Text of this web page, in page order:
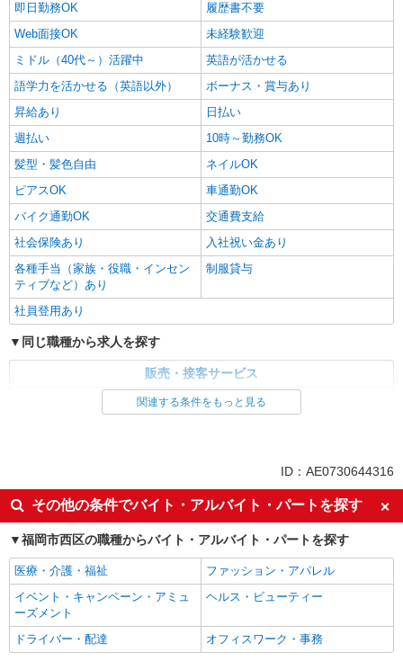
即日勤務OK
履歴書不要
Web面接OK
未経験歓迎
ミドル（40代～）活躍中
英語が活かせる
語学力を活かせる（英語以外）
ボーナス・賞与あり
昇給あり
日払い
週払い
10時～勤務OK
髪型・髪色自由
ネイルOK
ピアスOK
車通勤OK
バイク通勤OK
交通費支給
社会保険あり
入社祝い金あり
各種手当（家族・役職・インセン
ティブなど）あり
制服貸与
社員登用あり
同じ職種から求人を探す
販売・接客サービス
英語が活かせる
ボーナス・賞与あり
日払い
車通勤OK
交通費支給
社会保険あり
社員登用あり
関連する条件をもっと見る
ID：AE0730644316
その他の条件でバイト・アルバイト・パートを探す
福岡市西区の職種からバイト・アルバイト・パートを探す
医療・介護・福祉
ファッション・アパレル
イベント・キャンペーン・アミュ
ーズメント
ヘルス・ビューティー
ドライバー・配達 オフィスワーク・事務